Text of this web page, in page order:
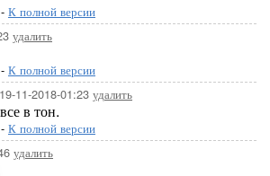
- К полной версии
удалить
- К полной версии
19-11-2018-01:23 удалить
в тон.
- К полной версии
удалить